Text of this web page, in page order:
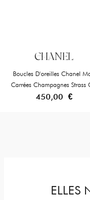
CHANEL
Boucles D'oreilles Chanel
Carrées Champagnes Strass
450,00 €
ELLES